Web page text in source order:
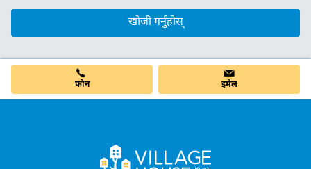
खोजी गर्नुहोस्
फोन इमेल